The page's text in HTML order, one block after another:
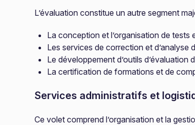
L’évaluation constitue un autre segment
La conception et l’organisation de tests
Les services de correction et d’analyse
Le développement d’outils d’évaluation
La certification de formations et de
Services administratifs et
Ce volet comprend l’organisation et la